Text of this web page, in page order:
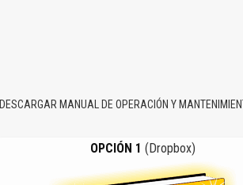
DESCARGAR MANUAL DE OPERACIÓN Y
OPCIÓN 1 (Dropbox)